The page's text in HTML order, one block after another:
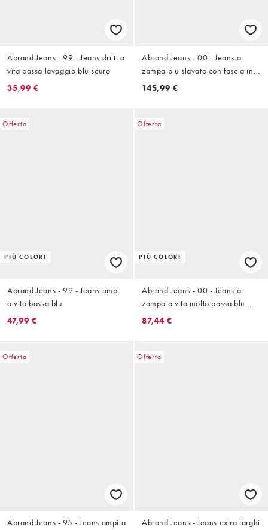
Abrand Jeans - 99 - Jeans dritti a
vita bassa lavaggio blu scuro
35,99 €
Abrand Jeans - 00 - Jeans a
zampa blu slavato con fascia in
vita invecchiata
145,99 €
Offerta
PIÙ COLORI
Abrand Jeans - 99 - Jeans ampi
a vita bassa blu
47,99 €
Offerta
PIÙ COLORI
Abrand Jeans - 00 - Jeans a
zampa a vita molto bassa blu
indaco slavato
87,44 €
Offerta
Abrand Jeans - 95 - Jeans ampi a
Offerta
Abrand Jeans - Jeans extra larghi